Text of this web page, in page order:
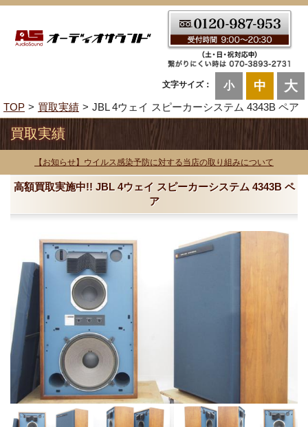
文字サイズ： 小 中 大
TOP 買取実績 JBL 4ウェイ スピーカーシステム 4343B ペア
買取実績
【お知らせ】ウイルス感染予防に対する当店の取り組みについて
高額買取実施中!! JBL 4ウェイ スピーカーシステム 4343B ペ
ア